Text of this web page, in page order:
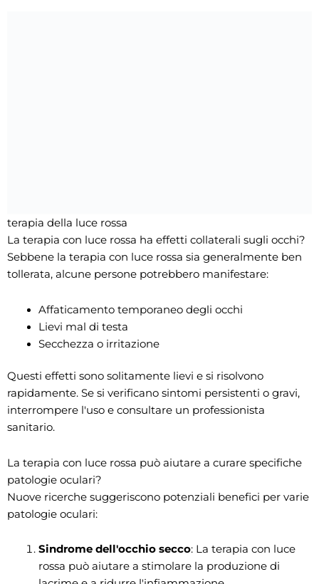
terapia della luce rossa
La terapia con luce rossa ha effetti collaterali sugli occhi?
Sebbene la terapia con luce rossa sia generalmente ben
tollerata, alcune persone potrebbero manifestare:
Affaticamento temporaneo degli occhi
Lievi mal di testa
Secchezza o irritazione
Questi effetti sono solitamente lievi e si risolvono
rapidamente. Se si verificano sintomi persistenti o gravi,
interrompere l'uso e consultare un professionista
sanitario.
La terapia con luce rossa può aiutare a curare specifiche
patologie oculari?
Nuove ricerche suggeriscono potenziali benefici per varie
patologie oculari:
Sindrome dell'occhio secco: La terapia con luce
rossa può aiutare a stimolare la produzione di